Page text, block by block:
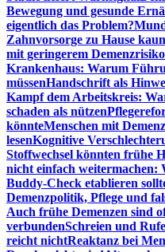
Bewegung und gesunde
eigentlich das Problem?
Zahnvorsorge zu Hause
mit geringerem
Krankenhaus: Warum
müssenHandschrift als
Kampf dem Arbeitskreis:
schaden als nützen
könnteMenschen mit
lesenKognitive
Stoffwechsel könnten frühe
nicht einfach weitermachen:
Buddy-Check etablieren
Demenzpolitik, Pflege und
Auch frühe Demenzen sind
verbundenSchreien und
reicht nichtReaktanz bei